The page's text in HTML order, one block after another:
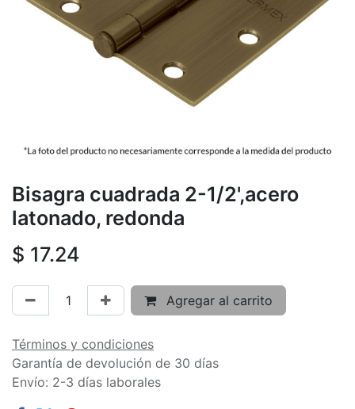
Bisagra cuadrada 2-1/2',acero
latonado, redonda
$ 17.24
Agregar al carrito
Términos y condiciones
Garantía de devolución de 30 días
Envío: 2-3 días laborales